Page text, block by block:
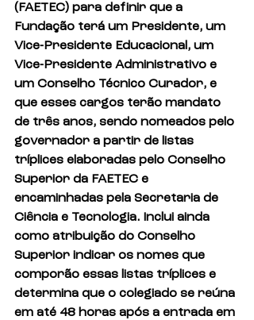
(FAETEC) para definir que a
Fundação terá um Presidente, um
Vice-Presidente Educacional, um
Vice-Presidente Administrativo e
um Conselho Técnico Curador, e
que esses cargos terão mandato
de três anos, sendo nomeados pelo
governador a partir de listas
tríplices elaboradas pelo Conselho
Superior da FAETEC e
encaminhadas pela Secretaria de
Ciência e Tecnologia. Inclui ainda
como atribuição do Conselho
Superior indicar os nomes que
comporão essas listas tríplices e
determina que o colegiado se reúna
em até 48 horas após a entrada em